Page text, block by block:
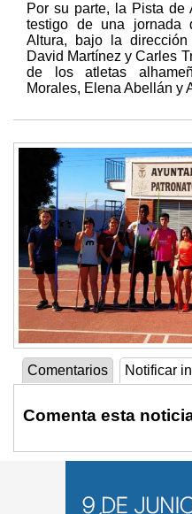
Por su parte, la Pista de
testigo de una jornada
Altura, bajo la
David Martínez y Carles
de los atletas
Morales, Elena Abellán y
Comentarios Notificar
Comenta esta